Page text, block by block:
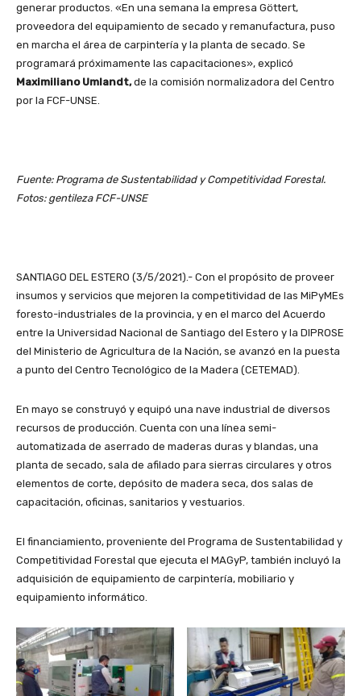
generar productos. «En una semana la empresa Göttert,
proveedora del equipamiento de secado y remanufactura, puso
en marcha el área de carpintería y la planta de secado. Se
programará próximamente las capacitaciones», explicó
Maximiliano Umlandt,de la comisión normalizadora del Centro
por la FCF-UNSE.
Fuente: Programa de Sustentabilidad y Competitividad Forestal.
Fotos: gentileza FCF-UNSE
SANTIAGO DEL ESTERO (3/5/2021).- Con el propósito de proveer
insumos y servicios que mejoren la competitividad de las MiPyMEs
foresto-industriales de la provincia, y en el marco del Acuerdo
entre la Universidad Nacional de Santiago del Estero y la DIPROSE
del Ministerio de Agricultura de la Nación, se avanzó en la puesta
a punto del Centro Tecnológico de la Madera (CETEMAD).
En mayo se construyó y equipó una nave industrial de diversos
recursos de producción. Cuenta con una línea semi-
automatizada de aserrado de maderas duras y blandas, una
planta de secado, sala de afilado para sierras circulares y otros
elementos de corte, depósito de madera seca, dos salas de
capacitación, oficinas, sanitarios y vestuarios.
El financiamiento, proveniente del Programa de Sustentabilidad y
Competitividad Forestal que ejecuta el MAGyP, también incluyó la
adquisición de equipamiento de carpintería, mobiliario y
equipamiento informático.